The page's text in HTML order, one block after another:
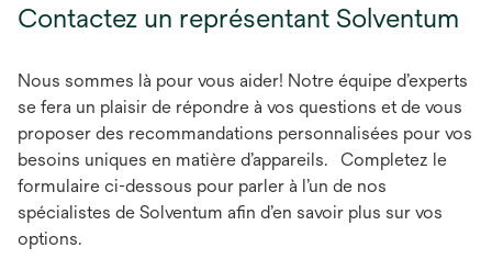
Contactez un représentant Solventum
Nous sommes là pour vous aider! Notre équipe d’experts
se fera un plaisir de répondre à vos questions et de vous
proposer des recommandations personnalisées pour vos
besoins uniques en matière d’appareils. Completez le
formulaire ci-dessous pour parler à l’un de nos
spécialistes de Solventum afin d’en savoir plus sur vos
options.